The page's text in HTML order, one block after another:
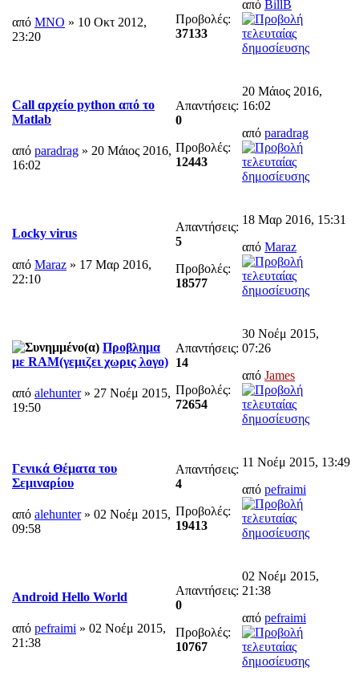
από MNO » 10 Οκτ 2012,
23:20
Προβολές:
37133
από BillB
Call αρχείο python από το
Matlab
από paradrag » 20 Μάιος 2016,
16:02
Απαντήσεις:
0
Προβολές:
12443
20 Μάιος 2016,
16:02
από paradrag
Locky virus
από Maraz » 17 Μαρ 2016,
22:10
Απαντήσεις:
5
Προβολές:
18577
18 Μαρ 2016, 15:31
από Maraz
Προβλημα
με RAM(γεμιζει χωρις λογο)
από alehunter» 27 Νοέμ 2015,
19:50
Απαντήσεις:
14
Προβολές:
72654
30 Νοέμ 2015,
07:26
από James
Γενικά Θέματα του
Σεμιναρίου
από alehunter» 02 Νοέμ 2015,
09:58
Απαντήσεις:
4
Προβολές:
19413
11 Νοέμ 2015, 13:49
από pefraimi
Android Hello World
από pefraimi » 02 Νοέμ 2015,
21:38
Απαντήσεις:
0
Προβολές:
10767
02 Νοέμ 2015,
21:38
από pefraimi